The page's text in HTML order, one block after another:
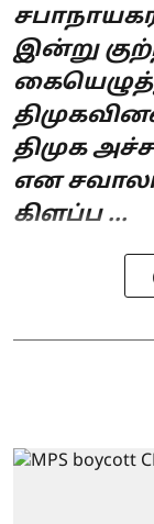
இன்று
திமுக
என
கிளப்ப ...